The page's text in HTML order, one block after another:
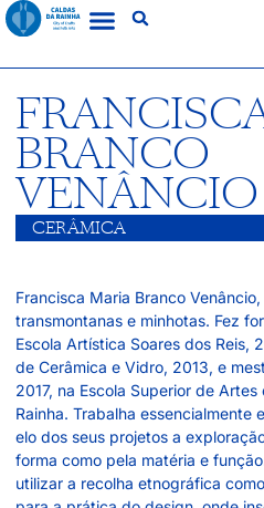
BRANCO
VENÂNCIO
CERÂMICA
Francisca Maria Branco
transmontanas e minhotas. Fez
Escola Artística Soares dos Reis,
de Cerâmica e Vidro, 2013, e
2017, na Escola Superior de
Rainha. Trabalha essencialmente
elo dos seus projetos a
forma como pela matéria e
utilizar a recolha etnográfica